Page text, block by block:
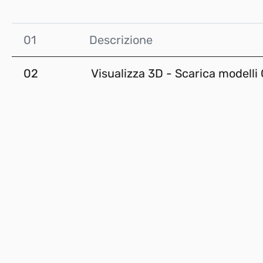
01 Descrizione
02 Visualizza 3D - Scarica modelli